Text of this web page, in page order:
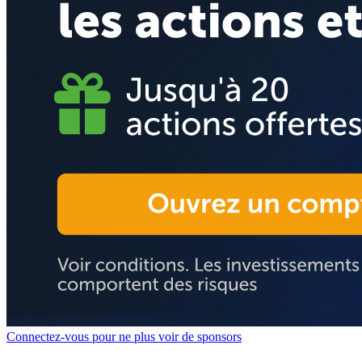
Connectez-vous pour ne plus voir de sponsors